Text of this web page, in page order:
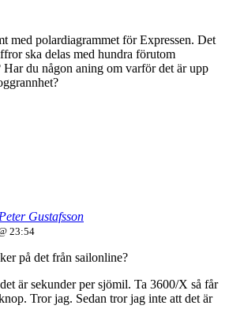
med polardiagrammet för Expressen. Det
ska delas med hundra förutom
du någon aning om varför det är upp
Peter Gustafsson
23:54
på det från sailonline?
är sekunder per sjömil. Ta 3600/X så får
Tror jag. Sedan tror jag inte att det är